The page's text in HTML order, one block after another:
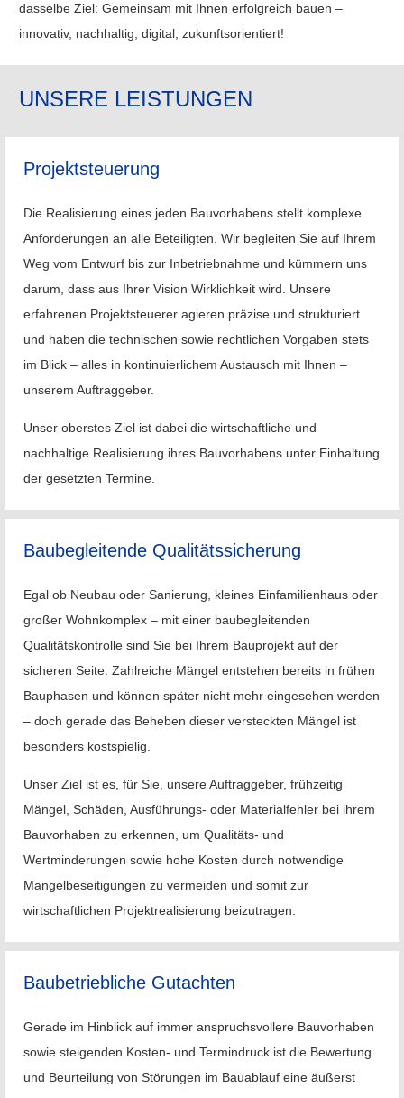
dasselbe Ziel: Gemeinsam mit Ihnen erfolgreich bauen –
innovativ, nachhaltig, digital, zukunftsorientiert!
UNSERE LEISTUNGEN
Projektsteuerung
Die Realisierung eines jeden Bauvorhabens stellt komplexe
Anforderungen an alle Beteiligten. Wir begleiten Sie auf Ihrem
Weg vom Entwurf bis zur Inbetriebnahme und kümmern uns
darum, dass aus Ihrer Vision Wirklichkeit wird. Unsere
erfahrenen Projektsteuerer agieren präzise und strukturiert
und haben die technischen sowie rechtlichen Vorgaben stets
im Blick – alles in kontinuierlichem Austausch mit Ihnen –
unserem Auftraggeber.
Unser oberstes Ziel ist dabei die wirtschaftliche und
nachhaltige Realisierung ihres Bauvorhabens unter Einhaltung
der gesetzten Termine.
Baubegleitende Qualitätssicherung
Egal ob Neubau oder Sanierung, kleines Einfamilienhaus oder
großer Wohnkomplex – mit einer baubegleitenden
Qualitätskontrolle sind Sie bei Ihrem Bauprojekt auf der
sicheren Seite. Zahlreiche Mängel entstehen bereits in frühen
Bauphasen und können später nicht mehr eingesehen werden
– doch gerade das Beheben dieser versteckten Mängel ist
besonders kostspielig.
Unser Ziel ist es, für Sie, unsere Auftraggeber, frühzeitig
Mängel, Schäden, Ausführungs- oder Materialfehler bei ihrem
Bauvorhaben zu erkennen, um Qualitäts- und
Wertminderungen sowie hohe Kosten durch notwendige
Mangelbeseitigungen zu vermeiden und somit zur
wirtschaftlichen Projektrealisierung beizutragen.
Baubetriebliche Gutachten
Gerade im Hinblick auf immer anspruchsvollere Bauvorhaben
sowie steigenden Kosten- und Termindruck ist die Bewertung
und Beurteilung von Störungen im Bauablauf eine äußerst